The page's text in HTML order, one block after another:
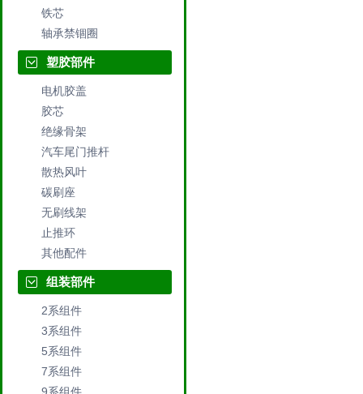
铁芯
轴承禁锢圈
塑胶部件
电机胶盖
胶芯
绝缘骨架
汽车尾门推杆
散热风叶
碳刷座
无刷线架
止推环
其他配件
组装部件
2系组件
3系组件
5系组件
7系组件